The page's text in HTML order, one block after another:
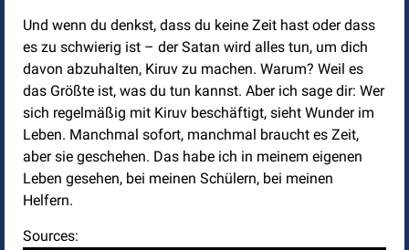
Und wenn du denkst, dass du keine Zeit hast oder dass
es zu schwierig ist – der Satan wird alles tun, um dich
davon abzuhalten, Kiruv zu machen. Warum? Weil es
das Größte ist, was du tun kannst. Aber ich sage dir: Wer
sich regelmäßig mit Kiruv beschäftigt, sieht Wunder im
Leben. Manchmal sofort, manchmal braucht es Zeit,
aber sie geschehen. Das habe ich in meinem eigenen
Leben gesehen, bei meinen Schülern, bei meinen
Helfern.
Sources: